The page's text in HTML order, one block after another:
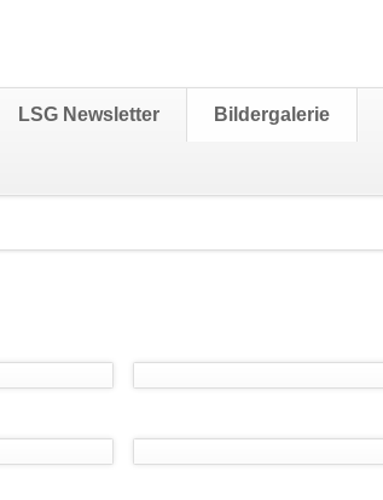
LSG Newsletter Bildergalerie
überspringen